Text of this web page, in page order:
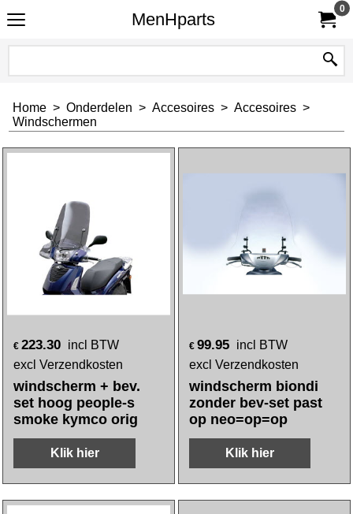
MenHparts
0
Home > Onderdelen > Accesoires > Accesoires >
Windschermen
€ 223.30 incl BTW
excl Verzendkosten
windscherm + bev.
set hoog people-s
smoke kymco orig
Klik hier
€ 99.95 incl BTW
excl Verzendkosten
windscherm biondi
zonder bev-set past
op neo=op=op
Klik hier